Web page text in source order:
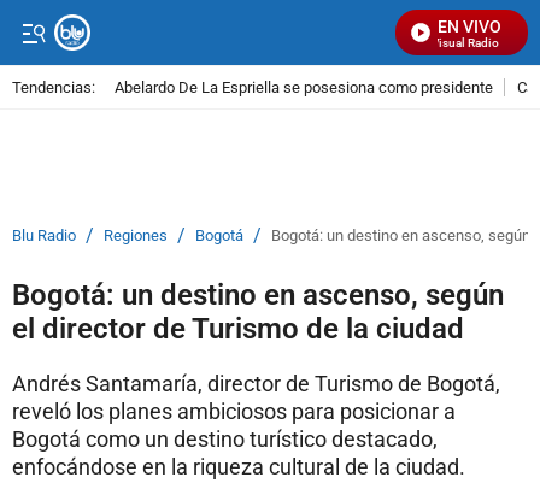
EN VIVO
Señal Visual Radio
Tendencias: Abelardo De La Espriella se posesiona como presidente
Blu Radio / Regiones / Bogotá / Bogotá: un destino en ascenso, según
Bogotá: un destino en ascenso, según
el director de Turismo de la ciudad
Andrés Santamaría, director de Turismo de Bogotá,
reveló los planes ambiciosos para posicionar a
Bogotá como un destino turístico destacado,
enfocándose en la riqueza cultural de la ciudad.